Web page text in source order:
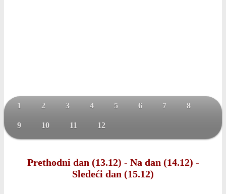
1 2 3 4 5 6 7 8
9 10 11 12
Prethodni dan (13.12) - Na dan (14.12) -
Sledeći dan (15.12)